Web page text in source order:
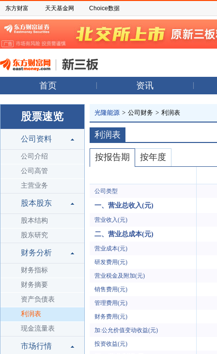
东方财富 天天基金网 Choice数据
首页 资讯
股票速览
公司资料
公司介绍
公司高管
主营业务
股本股东
股本结构
股东研究
财务分析
财务指标
财务摘要
资产负债表
利润表
现金流量表
市场行情
光隆能源 > 公司财务 > 利润表
利润表
按报告期 按年度
公司类型
一、营业总收入(元)
营业收入(元)
二、营业总成本(元)
营业成本(元)
研发费用(元)
营业税金及附加(元)
销售费用(元)
管理费用(元)
财务费用(元)
加:公允价值变动收益(元)
投资收益(元)